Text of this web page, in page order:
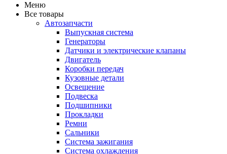
Меню
Все товары
Автозапчасти
Выпускная система
Генераторы
Датчики и электрические клапаны
Двигатель
Коробки передач
Кузовные детали
Освещение
Подвеска
Подшипники
Прокладки
Ремни
Сальники
Система зажигания
Система охлаждения